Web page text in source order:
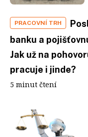
PRACOVNÍ TRH
banku a
Jak už na
pracuje i jinde?
5 minut čtení